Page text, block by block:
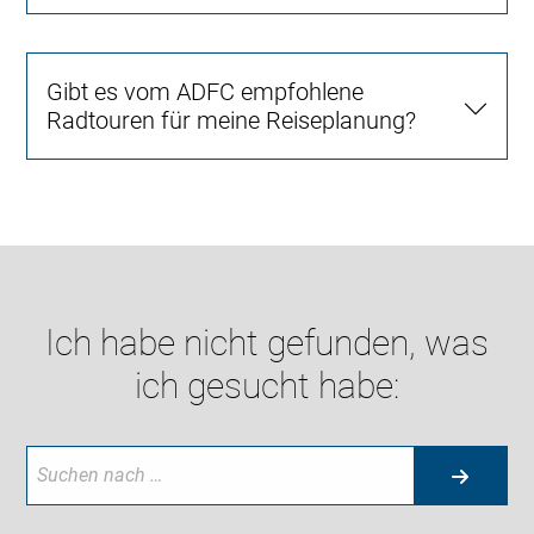
Gibt es vom ADFC empfohlene
Radtouren für meine Reiseplanung?
Ich habe nicht gefunden, was
ich gesucht habe: